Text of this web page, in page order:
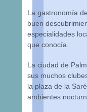
La gastronomía
buen
especialidades
que conocía.
La ciudad de
sus muchos
la plaza de la
ambientes